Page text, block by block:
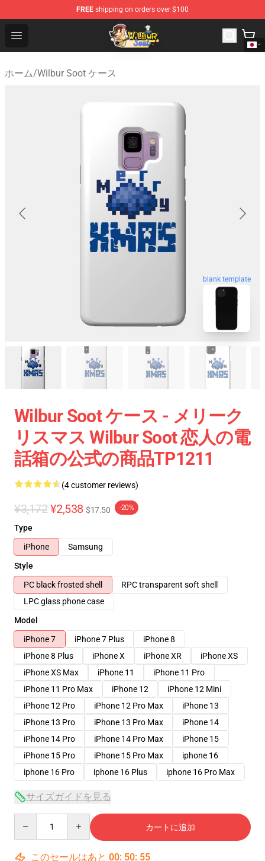
FREE shipping on orders over $100
Open menu
Wilbur Soot Shop - Official Wilbur Soot Merchandise
ホーム/Wilbur Soot ケース
blank template
Wilbur Soot ケース - メリーク
リスマス Wilbur Soot 恋人の電
話箱の公式の商品TP1211
(4 customer reviews)
¥3,172 ¥2,538 $17.50 -20%
Type
iPhone
Samsung
Style
PC black frosted shell
RPC transparent soft shell
LPC glass phone case
Model
iPhone 7
iPhone 7 Plus
iPhone 8
iPhone 8 Plus
iPhone X iPhone XR
iPhone XS
iPhone XS Max
iPhone 11
iPhone 11 Pro
iPhone 11 Pro Max
iPhone 12
iPhone 12 Mini
iPhone 12 Pro
iPhone 12 Pro Max
iPhone 13
iPhone 13 Pro
iPhone 13 Pro Max
iPhone 14
iPhone 14 Pro
iPhone 14 Pro Max
iPhone 15
iPhone 15 Pro
iPhone 15 Pro Max
iphone 16
iphone 16 Pro
iphone 16 Plus iphone 16 Pro Max
サイズガイドを見る
カートに追加
このセールはあと 00: 50: 54